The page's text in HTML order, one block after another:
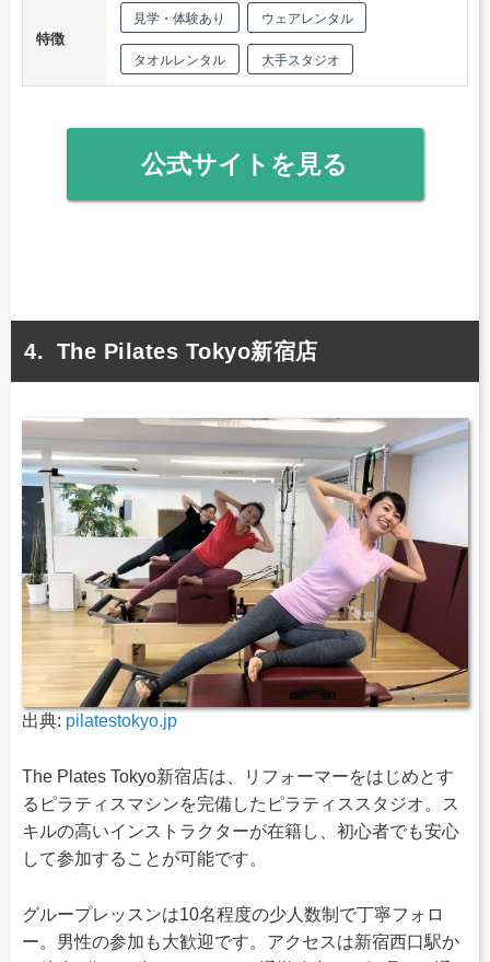
特徴
見学・体験あり ウェアレンタル
タオルレンタル 大手スタジオ
公式サイトを見る
The Pilates Tokyo新宿店
出典: pilatestokyo.jp
The Plates Tokyo新宿店は、リフォーマーをはじめとす
るピラティスマシンを完備したピラティススタジオ。ス
キルの高いインストラクターが在籍し、初心者でも安心
して参加することが可能です。
グループレッスンは10名程度の少人数制で丁寧フォロ
ー。男性の参加も大歓迎です。アクセスは新宿西口駅か